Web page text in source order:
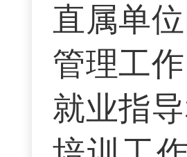
直属单
管理工
就业指